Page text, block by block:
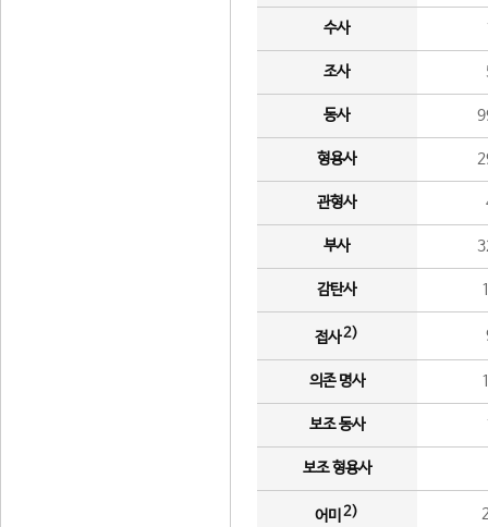
수사
조사
동사
형용사
관형사
부사
감탄사
접사2)
의존 명사
보조 동사
보조 형용사
어미 2)